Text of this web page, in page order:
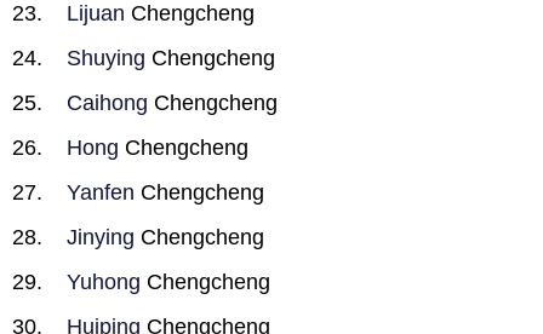
Lijuan Chengcheng
Shuying Chengcheng
Caihong Chengcheng
Hong Chengcheng
Yanfen Chengcheng
Jinying Chengcheng
Yuhong Chengcheng
Huiping Chengcheng